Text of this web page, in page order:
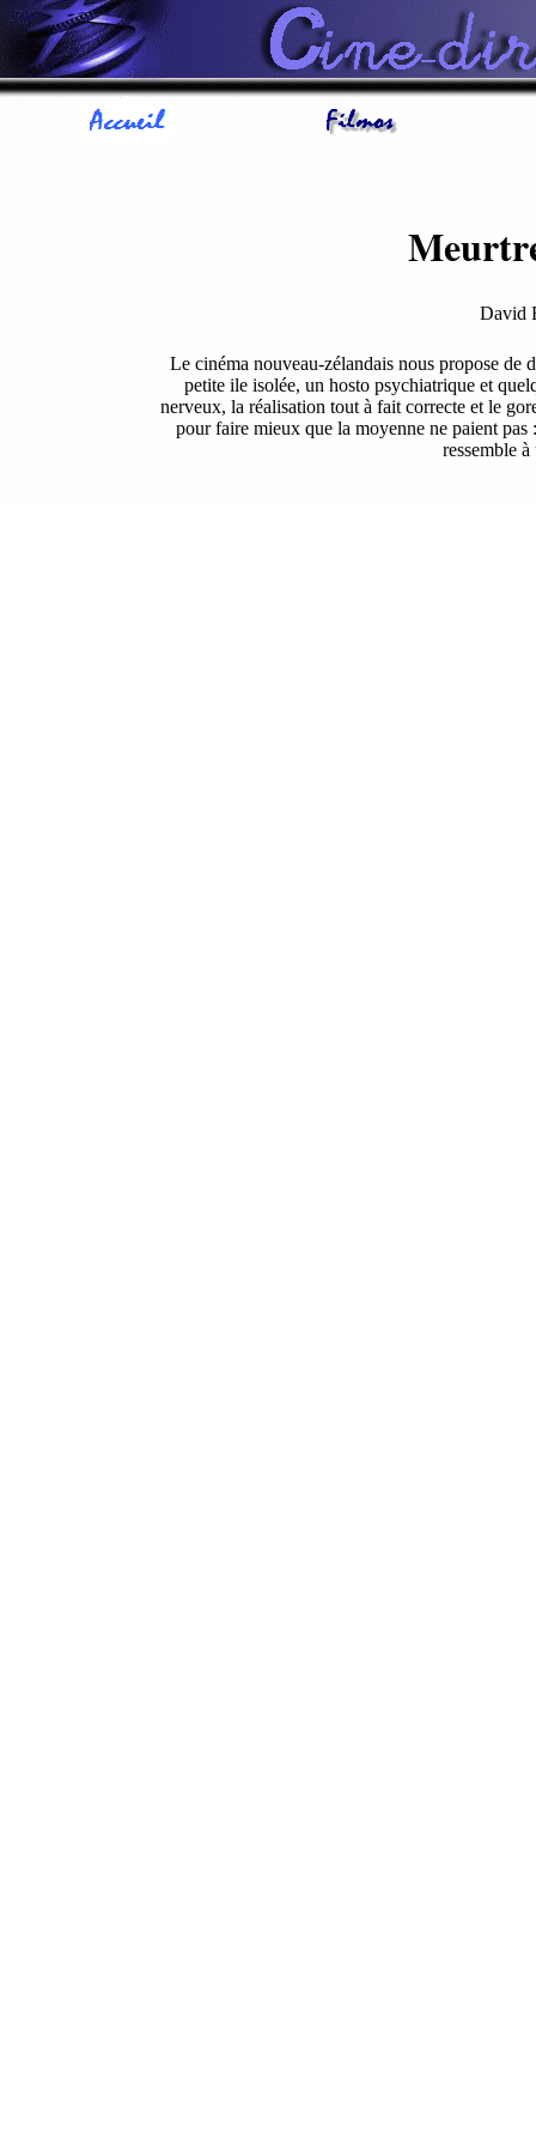
David
Le cinéma nouveau-zélandais nous propose de
petite ile isolée, un hosto psychiatrique et
nerveux, la réalisation tout à fait correcte et le
pour faire mieux que la moyenne ne paient
ressemble